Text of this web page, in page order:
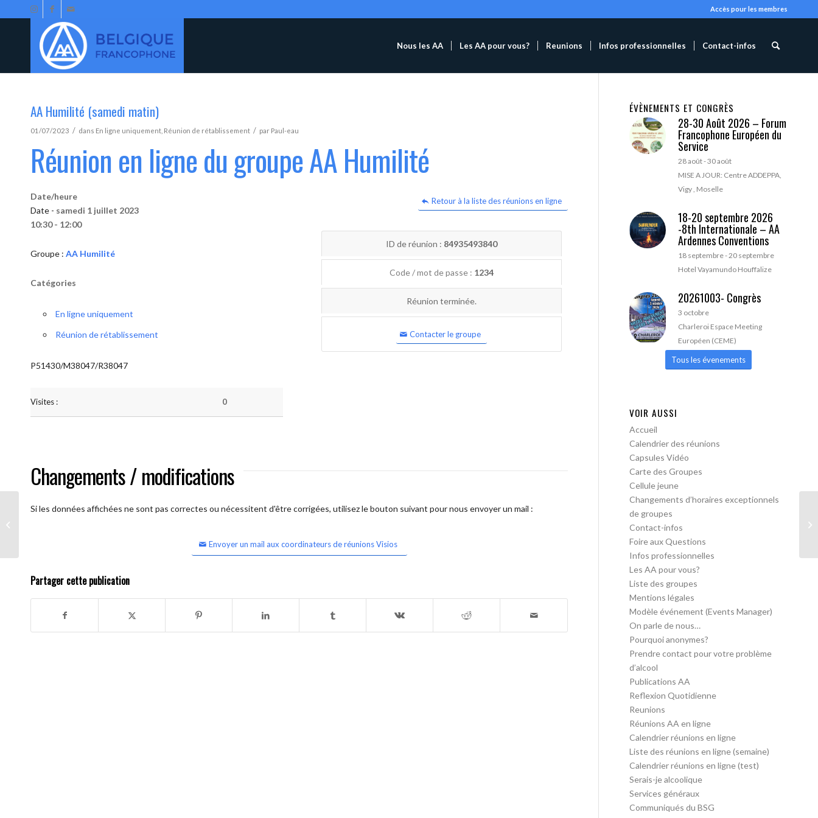
Accès pour les membres
Nous les AA Les AA pour vous? Reunions Infos professionnelles Contact-infos
AA Humilité (samedi matin)
01/07/2023 / dans En ligne uniquement Réunion de rétablissement / par Paul-eau
Réunion en ligne du groupe AA Humilité
Retour à la liste des réunions en ligne
Date/heure
Date - samedi 1 juillet 2023
10:30 - 12:00
Groupe : AA Humilité
Catégories
En ligne uniquement
Réunion de rétablissement
P51430/M38047/R38047
Visites : 0
ID de réunion : 84935493840
Code / mot de passe : 1234
Réunion terminée.
Contacter le groupe
Changements / modifications
Si les données affichées ne sont pas correctes ou nécessitent d'être corrigées, utilisez le bouton suivant pour nous envoyer un mail :
Envoyer un mail aux coordinateurs de réunions Visios
Partager cette publication
ÉVÈNEMENTS ET CONGRÈS
28-30 Août 2026 – Forum
Francophone Européen du
Service
28 août-30 août
MISE A JOUR: Centre ADDEPPA,
Vigy , Moselle
18-20 septembre 2026
-8th Internationale – AA
Ardennes Conventions
18 septembre-20 septembre
Hotel Vayamundo Houffalize
20261003- Congrès
3 octobre
Charleroi Espace Meeting
Européen (CEME)
Tous les évenements
VOIR AUSSI
Accueil
Calendrier des réunions
Capsules Vidéo
Carte des Groupes
Cellule jeune
Changements d’horaires exceptionnels
de groupes
Contact-infos
Foire aux Questions
Infos professionnelles
Les AA pour vous?
Liste des groupes
Mentions légales
Modèle événement (Events Manager)
On parle de nous…
Pourquoi anonymes?
Prendre contact pour votre problème
d’alcool
Publications AA
Reflexion Quotidienne
Reunions
Réunions AA en ligne
Calendrier réunions en ligne
Liste des réunions en ligne (semaine)
Calendrier réunions en ligne (test)
Serais-je alcoolique
Services généraux
Communiqués du BSG